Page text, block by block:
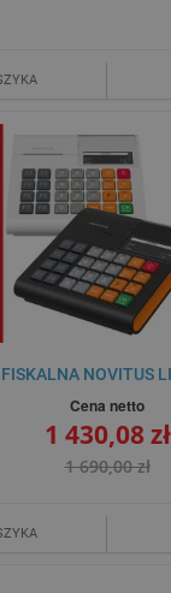
NOVITUS
Cena netto
1 430,08 zł
1 690,00 zł